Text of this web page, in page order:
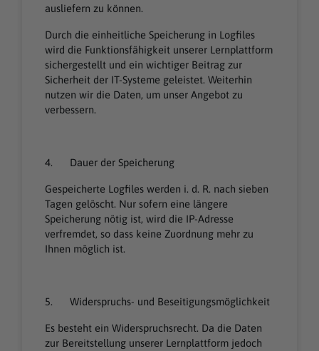
ausliefern zu können.
Durch die einheitliche Speicherung in Logfiles
wird die Funktionsfähigkeit unserer Lernplattform
sichergestellt und ein wichtiger Beitrag zur
Sicherheit der IT-Systeme geleistet. Weiterhin
nutzen wir die Daten, um unser Angebot zu
verbessern.
4. Dauer der Speicherung
Gespeicherte Logfiles werden i. d. R. nach sieben
Tagen gelöscht. Nur sofern eine längere
Speicherung nötig ist, wird die IP-Adresse
verfremdet, so dass keine Zuordnung mehr zu
Ihnen möglich ist.
5. Widerspruchs- und Beseitigungsmöglichkeit
Es besteht ein Widerspruchsrecht. Da die Daten
zur Bereitstellung unserer Lernplattform jedoch